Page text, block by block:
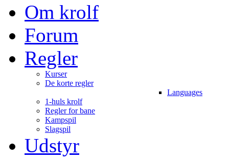
Om krolf
Forum
Regler
Kurser
De korte regler
Languages
1-huls krolf
Regler for bane
Kampspil
Slagspil
Udstyr